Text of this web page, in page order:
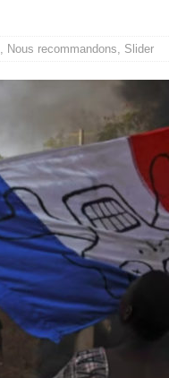
Gaza : les Israéliens
, Nous recommandons, Slider